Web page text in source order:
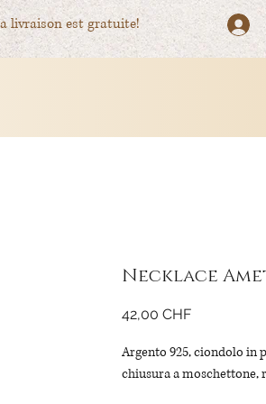
livraison est gratuite!
Necklace
42,00 CHFPrix
Argento 925, ciondolo in
chiusura a moschettone,